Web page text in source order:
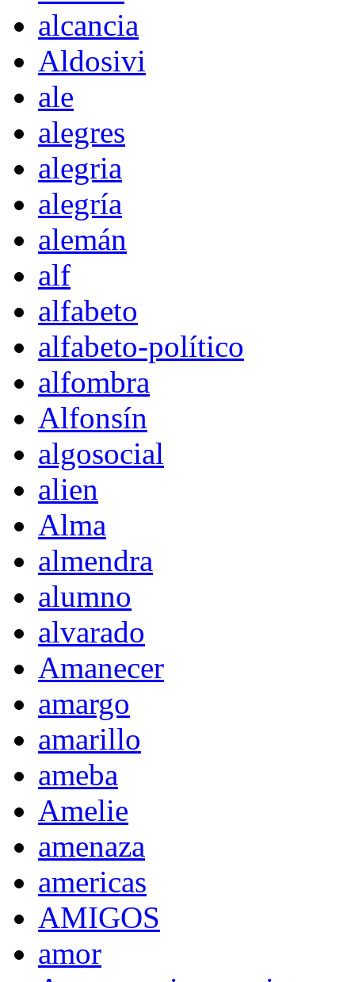
alcancia
Aldosivi
ale
alegres
alegria
alegría
alemán
alf
alfabeto
alfabeto-político
alfombra
Alfonsín
algosocial
alien
Alma
almendra
alumno
alvarado
Amanecer
amargo
amarillo
ameba
Amelie
amenaza
americas
AMIGOS
amor